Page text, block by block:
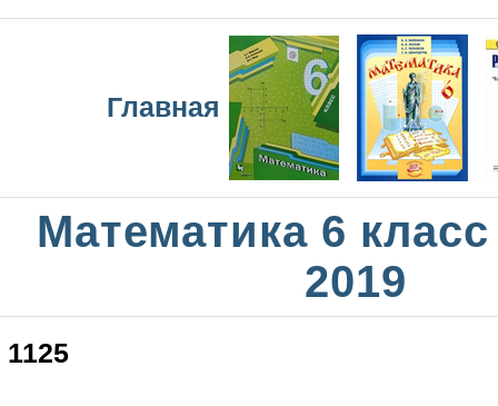
Главная
Математика 6
2019
1125